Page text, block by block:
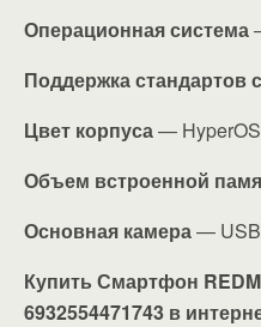
Операционная система
Поддержка стандартов
Цвет корпуса—
Объем встроенной
Основная камера— USB
Купить Смартфон
6932554471743 в